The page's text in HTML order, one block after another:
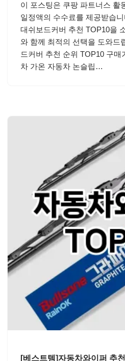
이 포스팅은 쿠팡 파트너스 활
일정액의 수수료를 제공받습
대쉬보드커버 추천 TOP10을
와 함께 최적의 선택을 도와드
드커버 추천 순위 TOP10 구매
차 가온 자동차 논슬립…
[베스트템]자동차와이퍼 추